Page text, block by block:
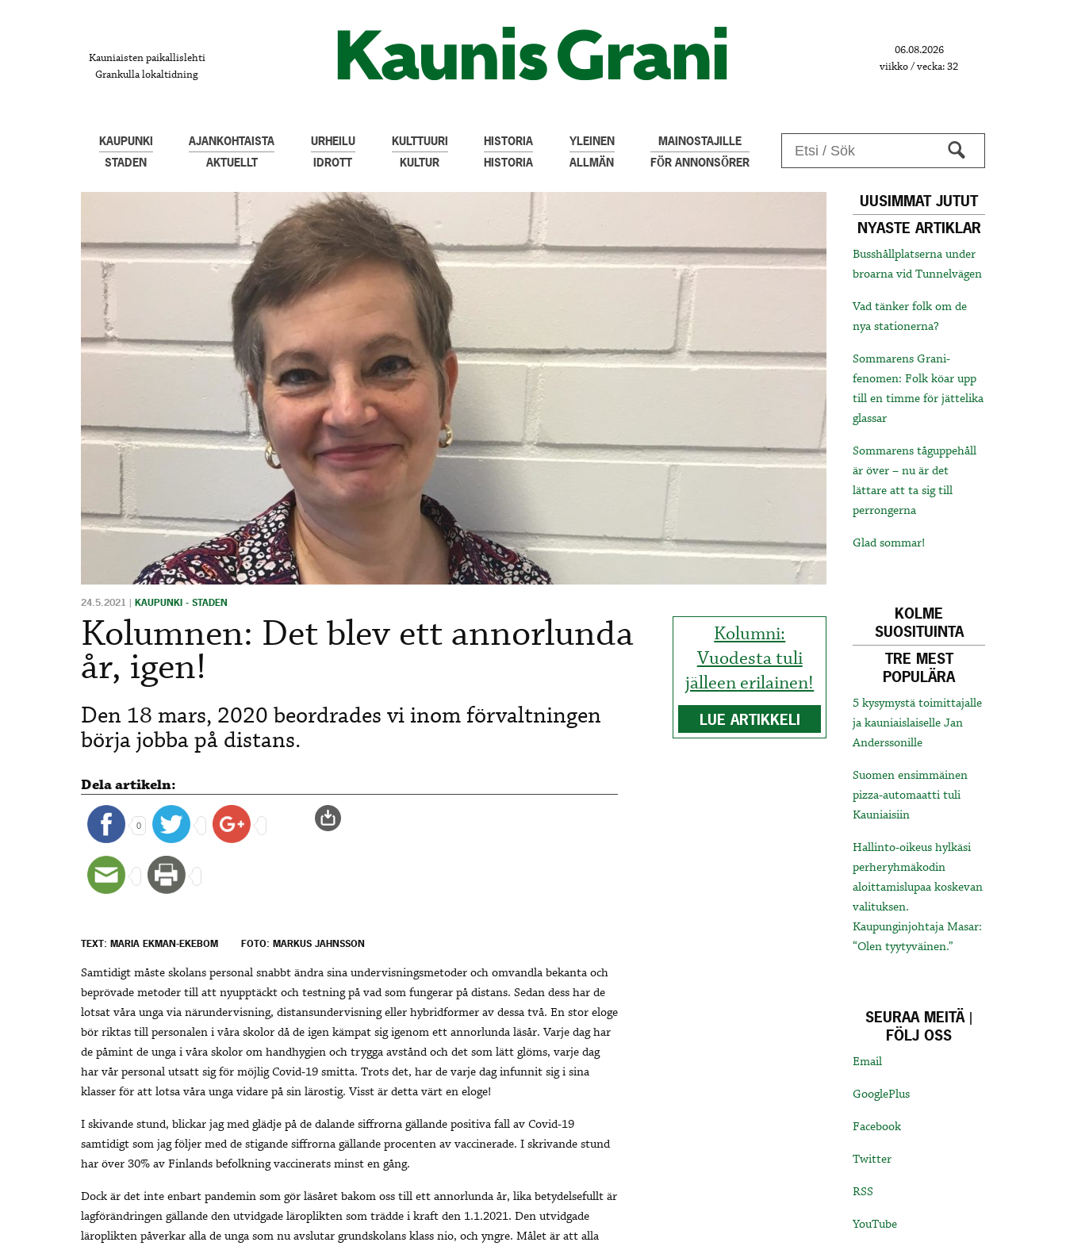
Kauniaisten paikallislehti
Grankulla lokaltidning
06.08.2026
viikko / vecka: 32
KAUPUNKI
STADEN
AJANKOHTAISTA
AKTUELLT
URHEILU
IDROTT
KULTTUURI
KULTUR
HISTORIA
HISTORIA
YLEINEN
ALLMÄN
MAINOSTAJILLE
FÖR ANNONSÖRER
Kolumni:
Vuodesta tuli
jälleen erilainen!
LUE ARTIKKELI
24.5.2021 | KAUPUNKI - STADEN
Kolumnen: Det blev ett annorlunda
år, igen!
Den 18 mars, 2020 beordrades vi inom förvaltningen
börja jobba på distans.
Dela artikeln:
0
TEXT: MARIA EKMAN-EKEBOM FOTO: MARKUS JAHNSSON
Samtidigt måste skolans personal snabbt ändra sina undervisningsmetoder och omvandla bekanta och
beprövade metoder till att nyupptäckt och testning på vad som fungerar på distans. Sedan dess har de
lotsat våra unga via närundervisning, distansundervisning eller hybridformer av dessa två. En stor eloge
bör riktas till personalen i våra skolor då de igen kämpat sig igenom ett annorlunda läsår. Varje dag har
de påmint de unga i våra skolor om handhygien och trygga avstånd och det som lätt glöms, varje dag
har vår personal utsatt sig för möjlig Covid-19 smitta. Trots det, har de varje dag infunnit sig i sina
klasser för att lotsa våra unga vidare på sin lärostig. Visst är detta värt en eloge!
I skivande stund, blickar jag med glädje på de dalande siffrorna gällande positiva fall av Covid-19
samtidigt som jag följer med de stigande siffrorna gällande procenten av vaccinerade. I skrivande stund
har över 30% av Finlands befolkning vaccinerats minst en gång.
Dock är det inte enbart pandemin som gör läsåret bakom oss till ett annorlunda år, lika betydelsefullt är
lagförändringen gällande den utvidgade läroplikten som trädde i kraft den 1.1.2021. Den utvidgade
läroplikten påverkar alla de unga som nu avslutar grundskolans klass nio, och yngre. Målet är att alla
UUSIMMAT JUTUT
NYASTE ARTIKLAR
Busshållplatserna under
broarna vid Tunnelvägen
Vad tänker folk om de
nya stationerna?
Sommarens Grani-
fenomen: Folk köar upp
till en timme för jättelika
glassar
Sommarens tåguppehåll
är över – nu är det
lättare att ta sig till
perrongerna
Glad sommar!
KOLME
SUOSITUINTA
TRE MEST
POPULÄRA
5 kysymystä toimittajalle
ja kauniaislaiselle Jan
Anderssonille
Suomen ensimmäinen
pizza-automaatti tuli
Kauniaisiin
Hallinto-oikeus hylkäsi
perheryhmäkodin
aloittamislupaa koskevan
valituksen.
Kaupunginjohtaja Masar:
“Olen tyytyväinen.”
SEURAA MEITÄ |
FÖLJ OSS
Email
GooglePlus
Facebook
Twitter
RSS
YouTube